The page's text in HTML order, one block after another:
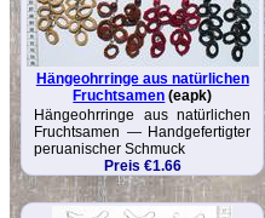
Hängeohrringe aus natürlichen
Fruchtsamen (eapk)
Hängeohrringe aus natürlichen
Fruchtsamen — Handgefertigter
peruanischer Schmuck
Preis €1.66